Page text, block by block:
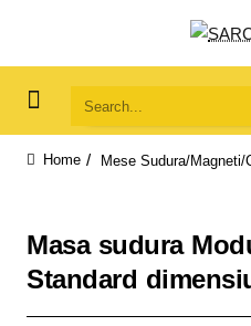
Search...
Mese Sudura/Magneti/
Masa sudura
Standard